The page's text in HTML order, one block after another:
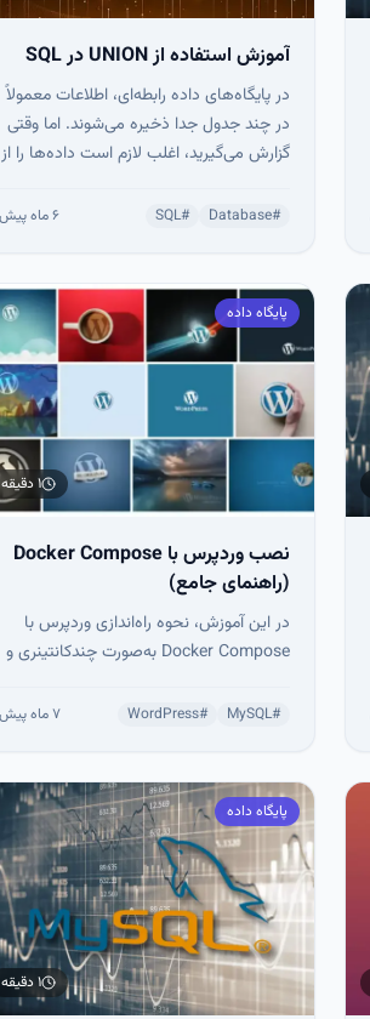
آموزش استفاده از UNION در SQL
در پایگاه‌های داده رابطه‌ای، اطلاعات معمولاً
در چند جدول جدا ذخیره می‌شوند. اما وقتی
گزارش می‌گیرید، اغلب لازم است داده‌ها را از
#
Database
#
SQL ۶ ماه پیش
پایگاه داده
۱ دقیقه
نصب وردپرس با Docker Compose
(راهنمای جامع)
در این آموزش، نحوه راه‌اندازی وردپرس با
Docker Compose به‌صورت چندکانتینری و
ساختار شامل MySQL، WordPress،
امن‌تر و بدون نیاز به نصب دستی
LAMP/LEMP راه‌اندازی می‌شود.
#
MySQL
#
WordPress ۷ ماه پیش
پایگاه داده
۱ دقیقه